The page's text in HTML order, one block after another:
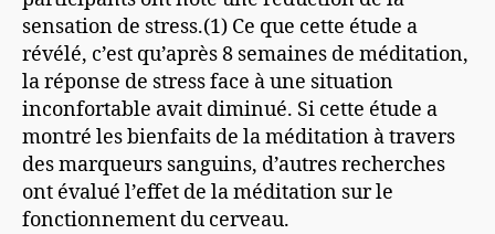
sensation de stress.(1) Ce que cette étude a
révélé, c’est qu’après 8 semaines de méditation,
la réponse de stress face à une situation
inconfortable avait diminué. Si cette étude a
montré les bienfaits de la méditation à travers
des marqueurs sanguins, d’autres recherches
ont évalué l’effet de la méditation sur le
fonctionnement du cerveau.